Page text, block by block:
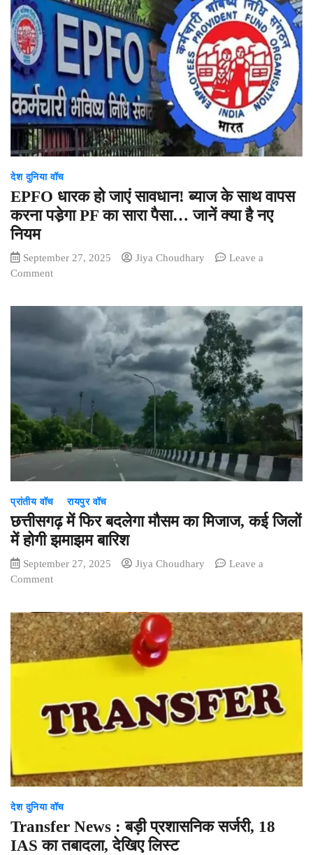
देश दुनिया वॉच
EPFO धारक हो जाएं सावधान! ब्याज के साथ वापस
करना पडे़गा PF का सारा पैसा… जानें क्या है नए
नियम
September 27, 2025 Jiya Choudhary
Leave a
Commenton
सावधान!
के
वापस
करना
पडे़गा
का
पैसा…
जानें
क्या
है
नए
नियम
प्रांतीय वॉच रायपुर वॉच
छत्तीसगढ़ में फिर बदलेगा मौसम का मिजाज, कई जिलों
में होगी झमाझम बारिश
September 27, 2025 Jiya Choudhary
Leave a
Commenton
फिर
बदलेगा
मौसम
कई
जिलों
में
बारिश
देश दुनिया वॉच
Transfer News : बड़ी प्रशासनिक सर्जरी, 18
IAS का तबादला, देखिए लिस्ट